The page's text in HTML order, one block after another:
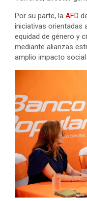
Por su parte, la AFD
iniciativas orientadas
equidad de género y
mediante alianzas
amplio impacto